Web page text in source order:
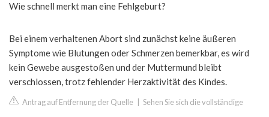
Wie schnell merkt man eine Fehlgeburt?
Bei einem verhaltenen Abort sind zunächst keine äußeren
Symptome wie Blutungen oder Schmerzen bemerkbar, es wird
kein Gewebe ausgestoßen und der Muttermund bleibt
verschlossen, trotz fehlender Herzaktivität des Kindes.
Antrag auf Entfernung der Quelle Sehen Sie sich die vollständige